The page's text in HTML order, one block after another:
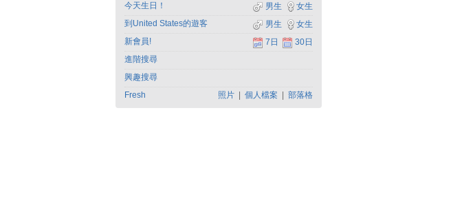
今天生日！
女生
男生
到United States的遊客
女生
男生
新會員!
30日
7日
進階搜尋
興趣搜尋
Fresh
照片 個人檔案 部落格